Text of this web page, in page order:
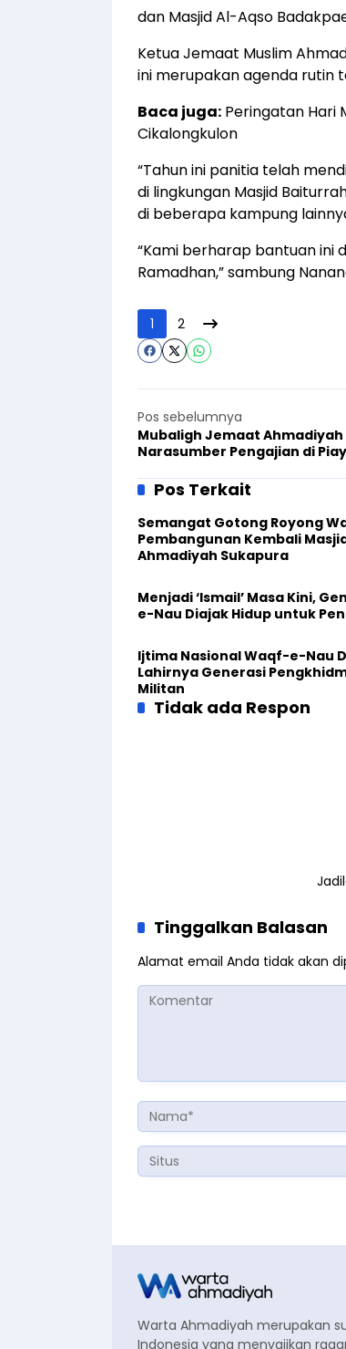
dan Masjid Al-Aqso
Ketua Jemaat Muslim
ini merupakan agenda rutin
Baca juga: Peringatan Hari
Cikalongkulon
“Tahun ini panitia telah
di lingkungan Masjid
di beberapa kampung
“Kami berharap bantuan
Ramadhan,” sambung
1 2
Pos sebelumnya
Mubaligh Jemaat
Narasumber Pengajian di
Pos Terkait
Semangat Gotong Royong
Pembangunan Kembali
Ahmadiyah Sukapura
Menjadi ‘Ismail’ Masa Kini,
e-Nau Diajak Hidup untuk
Ijtima Nasional Waqf-e-Nau
Lahirnya Generasi
Militan
Tidak ada Respon
Tinggalkan Balasan
Alamat email Anda tidak akan
Warta Ahmadiyah merupakan
Indonesia yang menyajikan